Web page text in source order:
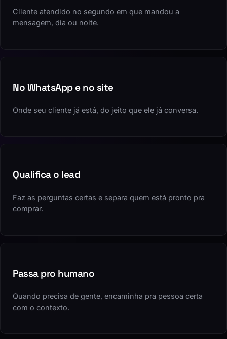
Cliente atendido no segundo em que mandou a
mensagem, dia ou noite.
No WhatsApp e no site
Onde seu cliente já está, do jeito que ele já conversa.
Qualifica o lead
Faz as perguntas certas e separa quem está pronto pra
comprar.
Passa pro humano
Quando precisa de gente, encaminha pra pessoa certa
com o contexto.